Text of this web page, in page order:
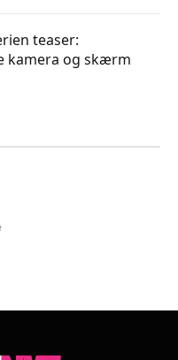
teaser:
kamera og skærm